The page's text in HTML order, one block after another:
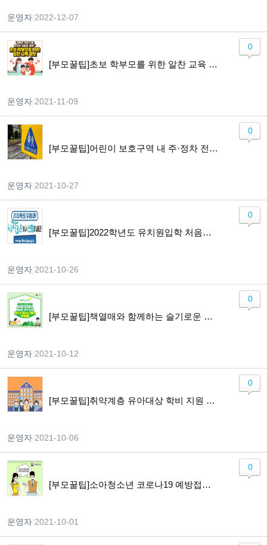
운영자 2022-12-07
[부모꿀팁]초보 학부모를 위한 알찬 교육 정보
운영자 2021-11-09
0
[부모꿀팁]어린이 보호구역 내 주·정차 전면 금지 시행
운영자 2021-10-27
0
[부모꿀팁]2022학년도 유치원입학 처음학교로에서 신청하세요!
운영자 2021-10-26
0
[부모꿀팁]책열매와 함께하는 슬기로운 독서 생활
운영자 2021-10-12
0
[부모꿀팁]취약계층 유아대상 학비 지원 확대 실시
운영자 2021-10-06
0
[부모꿀팁]소아청소년 코로나19 예방접종 정보를 확인하세요!
운영자 2021-10-01
0